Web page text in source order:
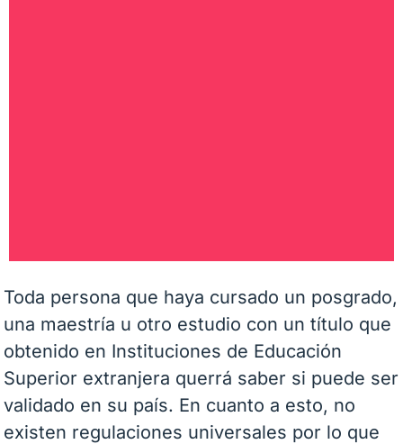
Toda persona que haya cursado un posgrado,
una maestría u otro estudio con un título que
obtenido en Instituciones de Educación
Superior extranjera querrá saber si puede ser
validado en su país. En cuanto a esto, no
existen regulaciones universales por lo que